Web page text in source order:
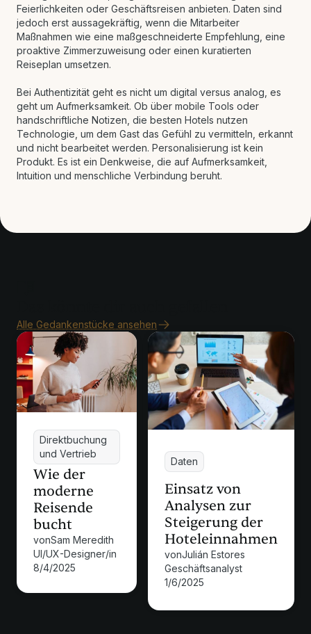
Feierlichkeiten oder Geschäftsreisen anbieten. Daten sind
jedoch erst aussagekräftig, wenn die Mitarbeiter
Maßnahmen wie eine maßgeschneiderte Empfehlung, eine
proaktive Zimmerzuweisung oder einen kuratierten
Reiseplan umsetzen.
Bei Authentizität geht es nicht um digital versus analog, es
geht um Aufmerksamkeit. Ob über mobile Tools oder
handschriftliche Notizen, die besten Hotels nutzen
Technologie, um dem Gast das Gefühl zu vermitteln, erkannt
und nicht bearbeitet werden. Personalisierung ist kein
Produkt. Es ist ein Denkweise, die auf Aufmerksamkeit,
Intuition und menschliche Verbindung beruht.
Alle Gedankenstücke ansehen
Direktbuchung
und Vertrieb
Wie der
moderne
Reisende
bucht
vonSam Meredith
UI/UX-Designer/in
8/4/2025
Daten
Einsatz von
Analysen zur
Steigerung der
Hoteleinnahmen
vonJulián Estores
Geschäftsanalyst
1/6/2025